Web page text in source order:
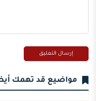
مواضيع قد تهمك